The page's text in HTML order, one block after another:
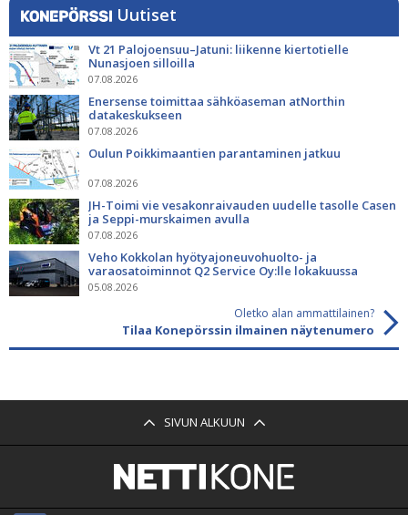
Uutiset
Vt 21 Palojoensuu–Jatuni: liikenne kiertotielle
Nunasjoen silloilla
07.08.2026
Enersense toimittaa sähköaseman atNorthin
datakeskukseen
07.08.2026
Oulun Poikkimaantien parantaminen jatkuu
07.08.2026
JH-Toimi vie vesakonraivauden uudelle tasolle Casen
ja Seppi-murskaimen avulla
07.08.2026
Veho Kokkolan hyötyajoneuvohuolto- ja
varaosatoiminnot Q2 Service Oy:lle lokakuussa
05.08.2026
Oletko alan ammattilainen?
Tilaa Konepörssin ilmainen näytenumero
SIVUN ALKUUN